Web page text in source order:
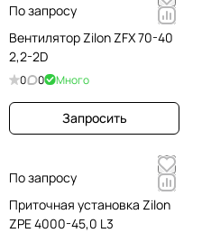
По запросу
Вентилятор Zilon ZFX 70-40
2,2-2D
0 0 Много
Запросить
По запросу
Приточная установка Zilon
ZPE 4000-45,0 L3